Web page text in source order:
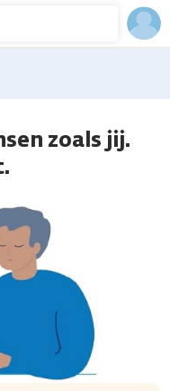
zoals jij.